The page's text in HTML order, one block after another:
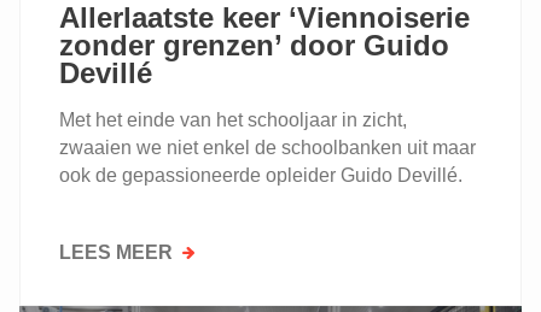
Allerlaatste keer ‘Viennoiserie
zonder grenzen’ door Guido
Devillé
Met het einde van het schooljaar in zicht,
zwaaien we niet enkel de schoolbanken uit maar
ook de gepassioneerde opleider Guido Devillé.
LEES MEER OVER
KEER